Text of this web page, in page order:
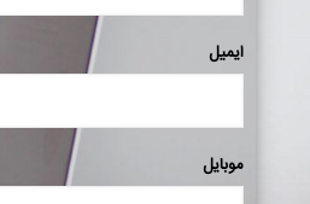
ایمیل
موبایل